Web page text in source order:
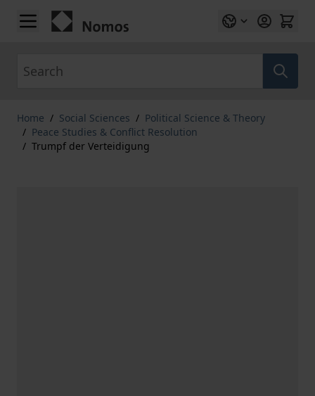
Skip to Content
Home / Social Sciences / Political Science & Theory
/ Peace Studies & Conflict Resolution
/ Trumpf der Verteidigung